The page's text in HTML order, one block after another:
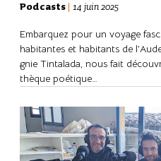
Podcasts 14 juin 2025
Embarquez pour un voyage
habi­tantes et habi­tants de
gnie Tinta­lada, nous fait
thèque poétique…